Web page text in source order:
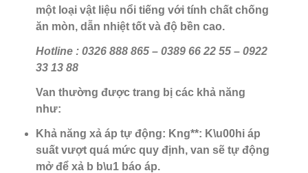
một loại vật liệu nổi tiếng với tính chất chống
ăn mòn, dẫn nhiệt tốt và độ bền cao.
Hotline : 0326 888 865 – 0389 66 22 55 – 0922
33 13 88
Van thường được trang bị các khả năng
như:
Khả năng xả áp tự động: Kng**: K\u00hi áp
suất vượt quá mức quy định, van sẽ tự động
mở để xả b b\u1 báo áp.